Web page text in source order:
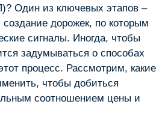
Один из ключевых этапов –
создание дорожек, по которым
сигналы. Иногда, чтобы
задумываться о способах
процесс. Рассмотрим, какие
чтобы добиться
соотношением цены и